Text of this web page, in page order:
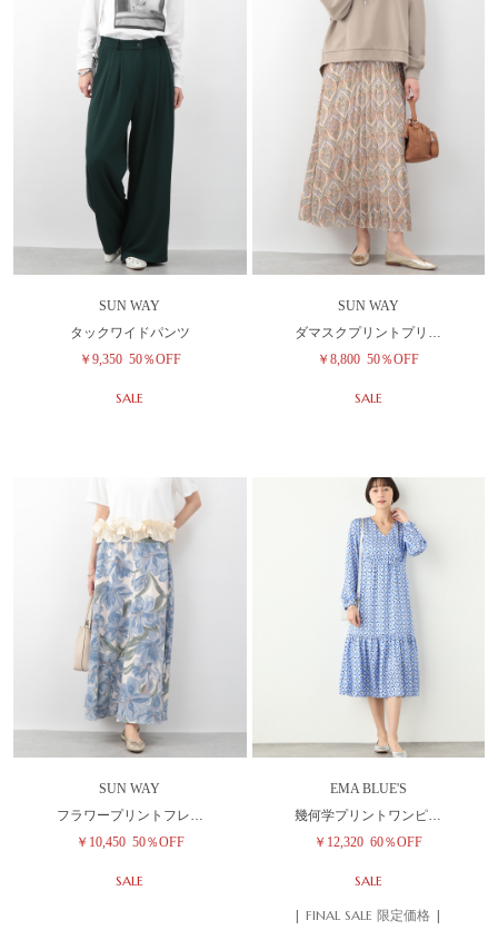
SUN WAY
タックワイドパンツ
￥9,350 50％OFF
SALE
SUN WAY
ダマスクプリントプリ…
￥8,800 50％OFF
SALE
SUN WAY
フラワープリントフレ…
￥10,450 50％OFF
SALE
EMA BLUE'S
幾何学プリントワンピ…
￥12,320 60％OFF
SALE
| FINAL SALE 限定価格 |